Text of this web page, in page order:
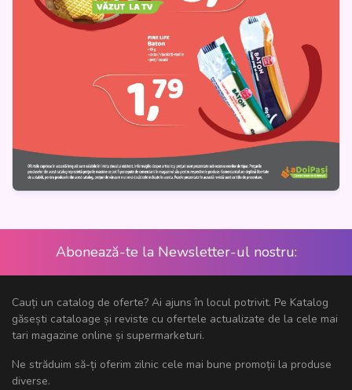
Abonează-te la Newsletter-ul nostru:
Cauți un catalog de oferte? Ai ajuns în locul potrivit. Pe Katalog
găsești cataloage și reviste cu ofertele actualizate de la cele mai
tari magazine online și supermarketuri.
Ne străduim să-ți oferim zilnic cele mai bune promoții la produse
diverse.